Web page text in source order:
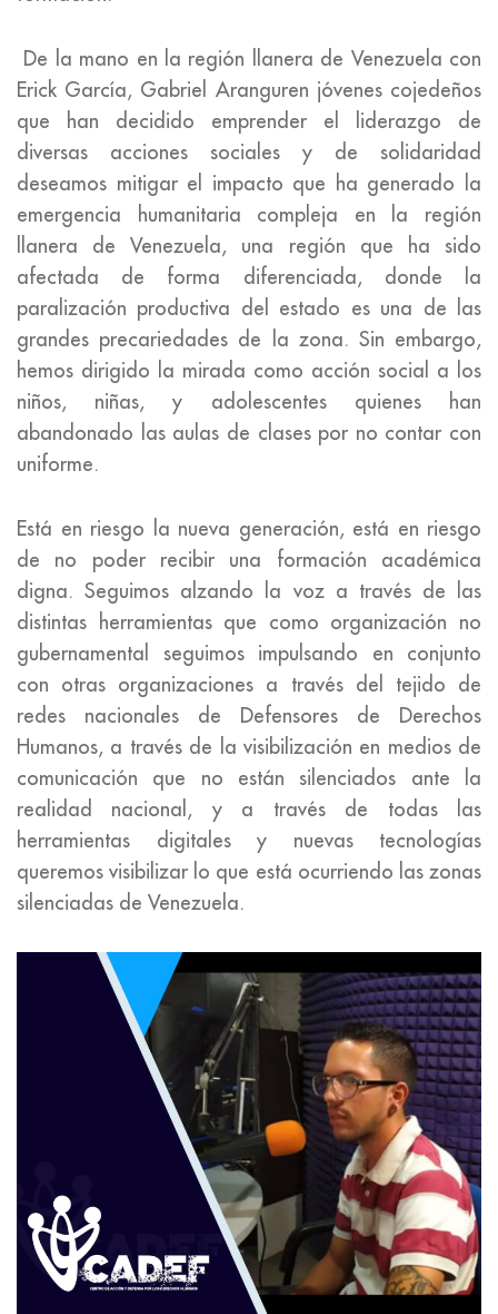
De la mano en la región llanera de Venezuela con
Erick García, Gabriel Aranguren jóvenes cojedeños
que han decidido emprender el liderazgo de
diversas acciones sociales y de solidaridad
deseamos mitigar el impacto que ha generado la
emergencia humanitaria compleja en la región
llanera de Venezuela, una región que ha sido
afectada de forma diferenciada, donde la
paralización productiva del estado es una de las
grandes precariedades de la zona. Sin embargo,
hemos dirigido la mirada como acción social a los
niños, niñas, y adolescentes quienes han
abandonado las aulas de clases por no contar con
uniforme.
Está en riesgo la nueva generación, está en riesgo
de no poder recibir una formación académica
digna. Seguimos alzando la voz a través de las
distintas herramientas que como organización no
gubernamental seguimos impulsando en conjunto
con otras organizaciones a través del tejido de
redes nacionales de Defensores de Derechos
Humanos, a través de la visibilización en medios de
comunicación que no están silenciados ante la
realidad nacional, y a través de todas las
herramientas digitales y nuevas tecnologías
queremos visibilizar lo que está ocurriendo las zonas
silenciadas de Venezuela.